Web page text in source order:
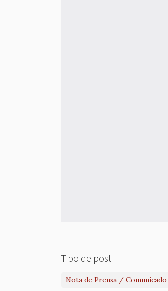
Tipo de post
Nota de Prensa / Comunicado